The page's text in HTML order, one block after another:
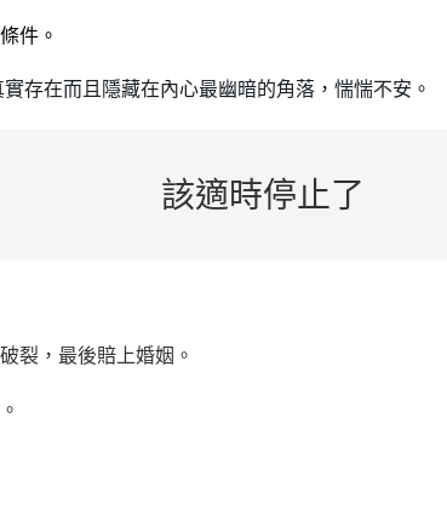
件。
存在而且隱藏在內心最幽暗的角落，惴惴不安。
該適時停止了
裂，最後賠上婚姻。